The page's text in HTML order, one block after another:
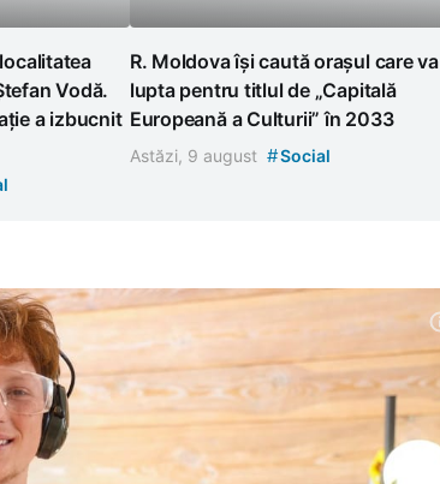
Vodă.
a izbucnit
R. Moldova își caută orașul care va
lupta pentru titlul de „Capitală
Europeană a Culturii” în 2033
Astăzi, 9 august #Social